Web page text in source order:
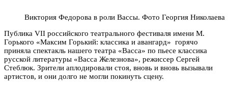
Виктория Федорова в роли Вассы. Фото Георгия Николаева
Публика VII российского театрального фестиваля имени М.
Горького «Максим Горький: классика и авангард» горячо
приняла спектакль нашего театра «Васса» по пьесе классика
русской литературы «Васса Железнова», режиссер Сергей
Стеблюк. Зрители аплодировали стоя, вновь и вновь вызывали
артистов, и они долго не могли покинуть сцену.